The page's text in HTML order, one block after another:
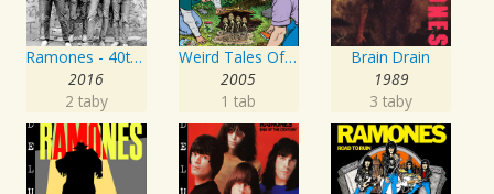
Ramones - 40th Anniversary
2016
2 taby
Weird Tales Of The Ramones
2005
1 tab
Brain Drain
1989
3 taby